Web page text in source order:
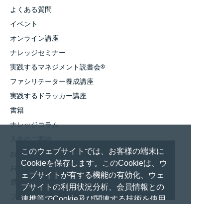
このウェブサイトでは、お客様の端末に
Cookieを保存します。このCookieは、ウ
ェブサイトが有する機能の有効化、ウェ
ブサイトの利用状況分析、会員情報との
連携等でCookie及び関連する技術を使用
よくある質問
イベント
オンライン講座
ナレッジセミナー
実践するマネジメント読書会®
ファシリテーター養成講座
実践するドラッカー講座
書籍
ナレッジコラム
入会のご案内
お知らせ
お問い合わせ
運営者情報
プライバシーポリシー